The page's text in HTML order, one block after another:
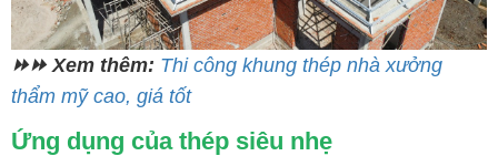
⏩⏩ Xem thêm: Thi công khung thép nhà xưởng
thẩm mỹ cao, giá tốt
Ứng dụng của thép siêu nhẹ